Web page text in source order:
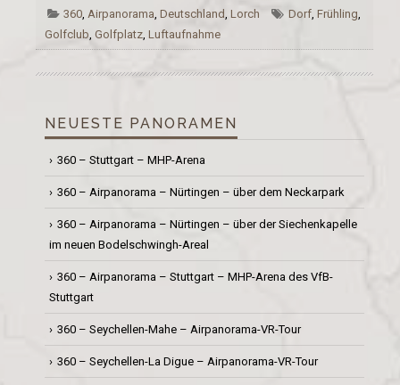
360 Airpanorama ,Deutschland ,Lorch Dorf, Frühling
Golfclub Golfplatz Luftaufnahme
NEUESTE PANORAMEN
360 – Stuttgart – MHP-Arena
360 – Airpanorama – Nürtingen – über dem Neckarpark
360 – Airpanorama – Nürtingen – über der Siechenkapelle
im neuen Bodelschwingh-Areal
360 – Airpanorama – Stuttgart – MHP-Arena des VfB-
Stuttgart
360 – Seychellen-Mahe – Airpanorama-VR-Tour
360 – Seychellen-La Digue – Airpanorama-VR-Tour